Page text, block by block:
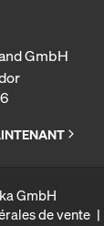
GmbH
GmbH
de vente